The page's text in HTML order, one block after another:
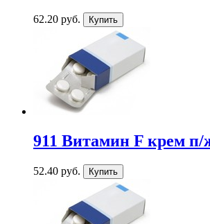
62.20 руб.
911 Витамин F крем
52.40 руб.